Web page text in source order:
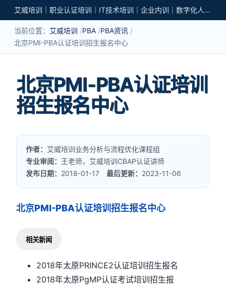
艾威培训｜职业认证培训｜IT技术培训｜企业内训｜数字化人才培养
当前位置： 艾威培训 PBA PBA资讯
北京PMI-PBA认证培训招生报名中心
北京PMI-PBA认证培训
招生报名中心
作者： 艾威培训业务分析与流程优化课程组
专业审阅： 王老师，艾威培训CBAP认证讲师
发布日期： 2018-01-17最后更新： 2023-11-06
北京PMI-PBA认证培训招生报名中心
相关新闻
2018年太原PRINCE2认证培训招生报名
2018年太原PgMP认证考试培训招生报